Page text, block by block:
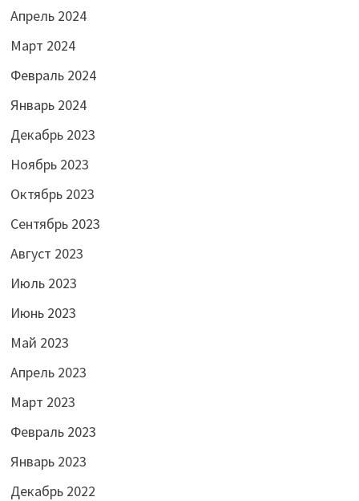
Апрель 2024
Март 2024
Февраль 2024
Январь 2024
Декабрь 2023
Ноябрь 2023
Октябрь 2023
Сентябрь 2023
Август 2023
Июль 2023
Июнь 2023
Май 2023
Апрель 2023
Март 2023
Февраль 2023
Январь 2023
Декабрь 2022